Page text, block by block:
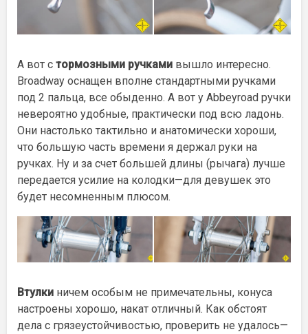
А вот с тормозными ручками вышло интересно.
Broadway оснащен вполне стандартными ручками
под 2 пальца, все обыденно. А вот у Abbeyroad ручки
невероятно удобные, практически под всю ладонь.
Они настолько тактильно и анатомически хороши,
что большую часть времени я держал руки на
ручках. Ну и за счет большей длины (рычага) лучше
передается усилие на колодки—для девушек это
будет несомненным плюсом.
Втулки ничем особым не примечательны, конуса
настроены хорошо, накат отличный. Как обстоят
дела с грязеустойчивостью, проверить не удалось—